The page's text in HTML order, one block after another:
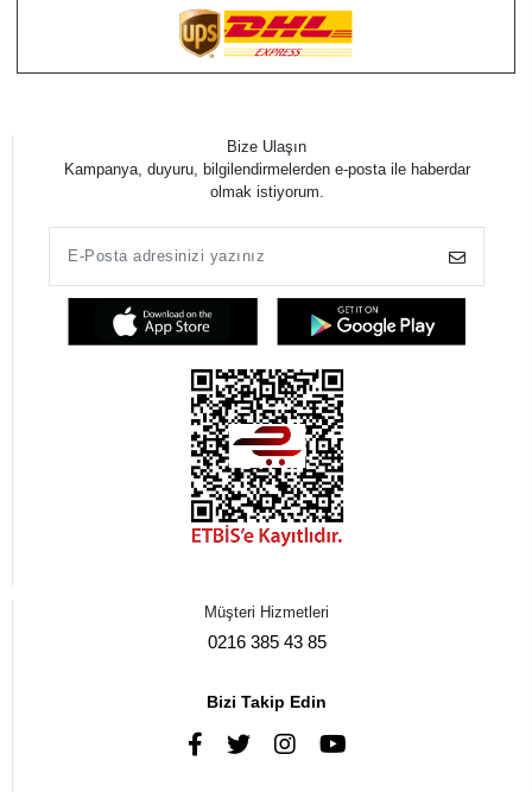
Bize Ulaşın
Kampanya, duyuru, bilgilendirmelerden e-posta ile haberdar
olmak istiyorum.
Müşteri Hizmetleri
0216 385 43 85
Bizi Takip Edin